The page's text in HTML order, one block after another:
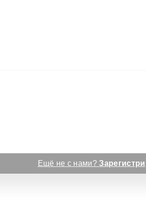
Ещё не с нами?